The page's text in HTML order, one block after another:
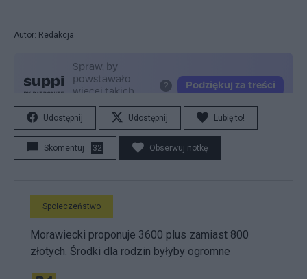
Autor: Redakcja
Udostępnij Udostępnij Lubię to!
Skomentuj 32 Obserwuj notkę
Społeczeństwo
Morawiecki proponuje 3600 plus zamiast 800
złotych. Środki dla rodzin byłyby ogromne